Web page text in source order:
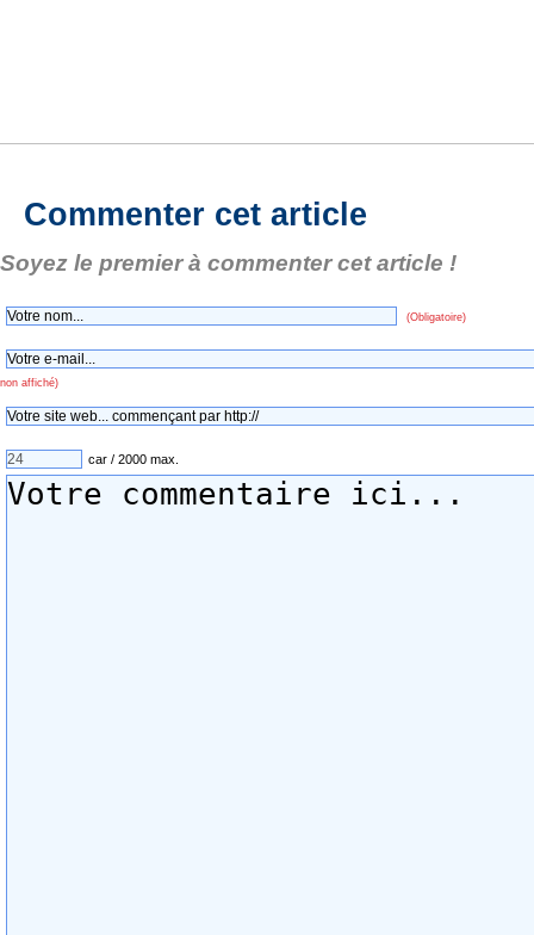
Commenter cet article
Soyez le premier à commenter cet article !
(Obligatoire)
non affiché)
car / 2000 max.